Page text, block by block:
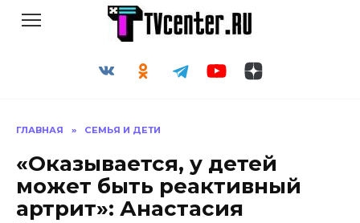
ГЛАВНАЯ » СЕМЬЯ И ДЕТИ
«Оказывается, у детей
может быть реактивный
артрит»: Анастасия